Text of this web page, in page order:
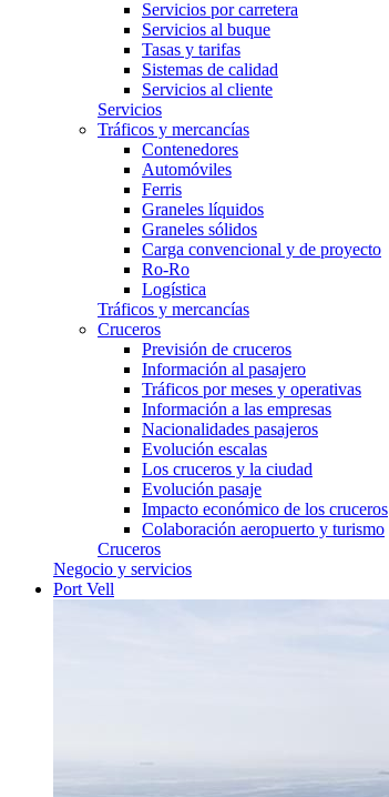
Servicios por carretera
Servicios al buque
Tasas y tarifas
Sistemas de calidad
Servicios al cliente
Servicios
Tráficos y mercancías
Contenedores
Automóviles
Ferris
Graneles líquidos
Graneles sólidos
Carga convencional y de proyecto
Ro-Ro
Logística
Tráficos y mercancías
Cruceros
Previsión de cruceros
Información al pasajero
Tráficos por meses y operativas
Información a las empresas
Nacionalidades pasajeros
Evolución escalas
Los cruceros y la ciudad
Evolución pasaje
Impacto económico de los cruceros
Colaboración aeropuerto y turismo
Cruceros
Negocio y servicios
Port Vell